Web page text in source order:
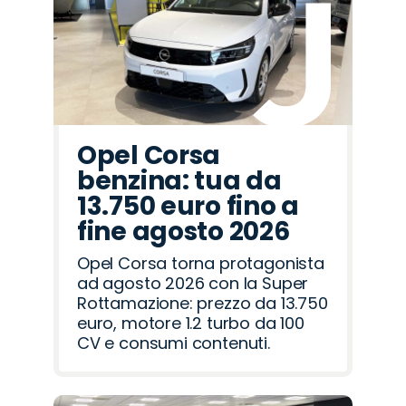
Romeo
Rover
Opel Corsa
benzina: tua da
13.750 euro fino a
fine agosto 2026
Opel Corsa torna protagonista
ad agosto 2026 con la Super
Rottamazione: prezzo da 13.750
euro, motore 1.2 turbo da 100
CV e consumi contenuti.